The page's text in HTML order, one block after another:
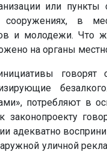
или пункты
в
и молодежи. Что
на органы
говорят
потребляют в
адекватно
уличной